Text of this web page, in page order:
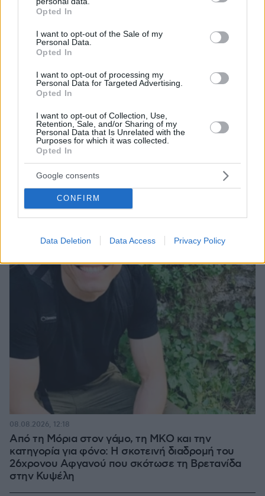
grant or deny consent to Google and its third-party tags to
use your data for below specified purposes in below Google
consent section.
Opted In
I want to opt-out of the Sale of my
Personal Data.
Opted In
I want to opt-out of processing my
Personal Data for Targeted Advertising.
Opted In
I want to opt-out of Collection, Use,
Retention, Sale, and/or Sharing of my
Personal Data that Is Unrelated with the
Purposes for which it was collected.
Opted In
Google consents
CONFIRM
Data Deletion Data Access Privacy Policy
Συνέντευξη ποταμός του Χάντερ Μπάιντεν: Ο
πατέρας μου έχει μεταστάσεις στα οστά - Έπινα 4
λίτρα βότκα τη μέρα, κάπνιζα κρακ κάθε 15 λεπτά
08.08.2026, 14:25
Από τη Μόρια στον γάμο, τη ΜΚΟ και την
κατηγορία για φόνο: Η σκοτεινή διαδρομή του
26χρονου Αφγανού που σκότωσε τη Βρετανίδα
στην Κυψέλη
08.08.2026, 12:18